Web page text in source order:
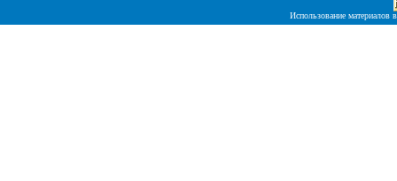
Использование материалов